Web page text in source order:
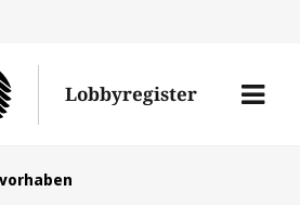
Lobbyregister
Menü